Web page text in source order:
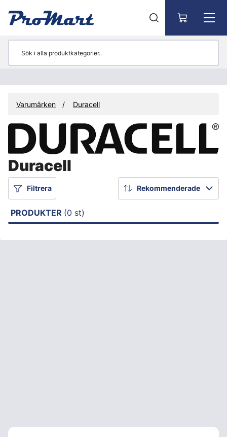
Varumärken Duracell
Duracell
Filtrera Rekommenderade
PRODUKTER (0 st)